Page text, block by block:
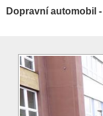
Dopravní automobil -